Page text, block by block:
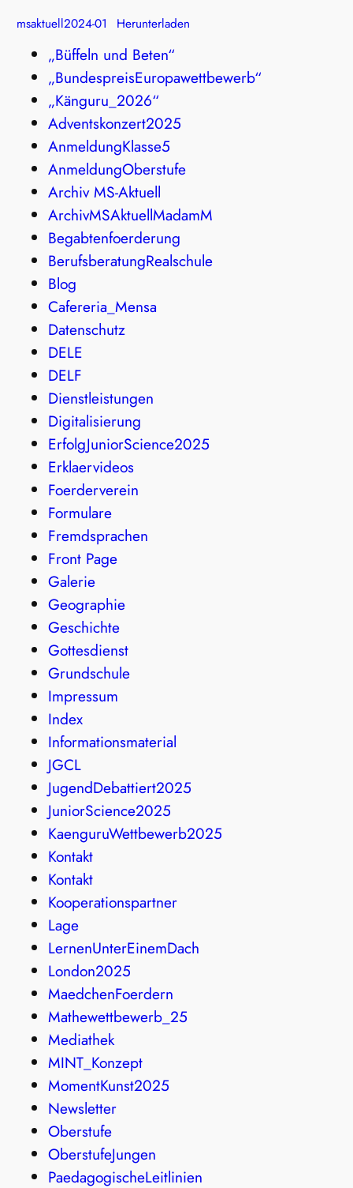
msaktuell2024-01 Herunterladen
„Büffeln und Beten“
„BundespreisEuropawettbewerb“
„Känguru_2026“
Adventskonzert2025
AnmeldungKlasse5
AnmeldungOberstufe
Archiv MS-Aktuell
ArchivMSAktuellMadamM
Begabtenfoerderung
BerufsberatungRealschule
Blog
Cafereria_Mensa
Datenschutz
DELE
DELF
Dienstleistungen
Digitalisierung
ErfolgJuniorScience2025
Erklaervideos
Foerderverein
Formulare
Fremdsprachen
Front Page
Galerie
Geographie
Geschichte
Gottesdienst
Grundschule
Impressum
Index
Informationsmaterial
JGCL
JugendDebattiert2025
JuniorScience2025
KaenguruWettbewerb2025
Kontakt
Kontakt
Kooperationspartner
Lage
LernenUnterEinemDach
London2025
MaedchenFoerdern
Mathewettbewerb_25
Mediathek
MINT_Konzept
MomentKunst2025
Newsletter
Oberstufe
OberstufeJungen
PaedagogischeLeitlinien